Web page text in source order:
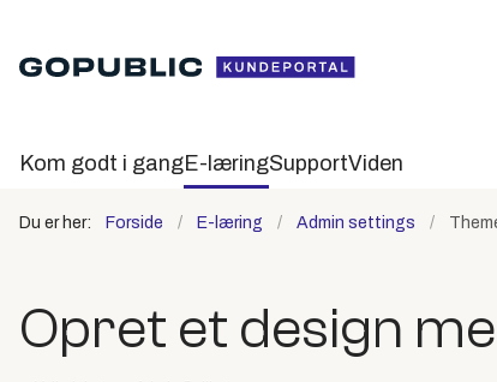
Kom godt i gangE-læringSupportViden
Du er her: Forside E-læring Admin settings
Opret et design